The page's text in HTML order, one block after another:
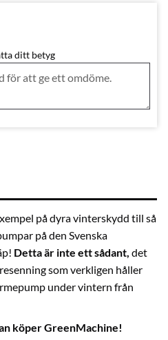
på dyra vinterskydd till så
på den Svenska
Detta är inte ett sådant, det
som verkligen håller
under vintern från
köper GreenMachine!
ditt betyg